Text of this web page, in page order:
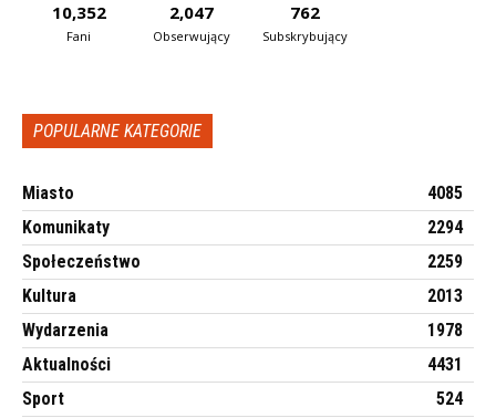
10,352
Fani
2,047
Obserwujący
762
Subskrybujący
POPULARNE KATEGORIE
Miasto
4085
Komunikaty
2294
Społeczeństwo
2259
Kultura
2013
Wydarzenia
1978
Aktualności
4431
Sport
524